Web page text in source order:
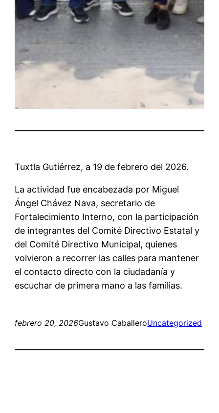
Tuxtla Gutiérrez, a 19 de febrero del 2026.
La actividad fue encabezada por Miguel
Ángel Chávez Nava, secretario de
Fortalecimiento Interno, con la participación
de integrantes del Comité Directivo Estatal y
del Comité Directivo Municipal, quienes
volvieron a recorrer las calles para mantener
el contacto directo con la ciudadanía y
escuchar de primera mano a las familias.
febrero 20, 2026Gustavo CaballeroUncategorized